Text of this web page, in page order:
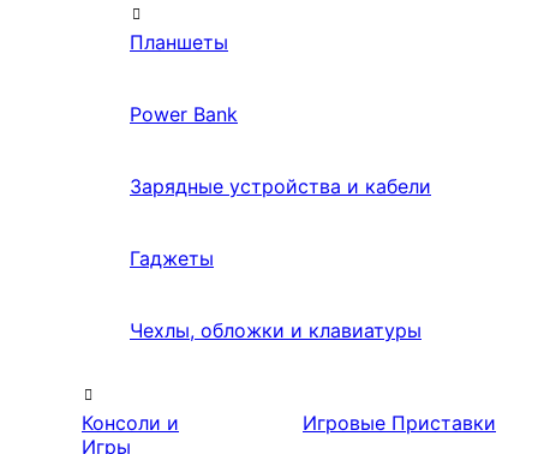
Планшеты
Power Bank
Зарядные устройства и кабели
Гаджеты
Чехлы, обложки и клавиатуры
Консоли и
Игры
Игровые Приставки